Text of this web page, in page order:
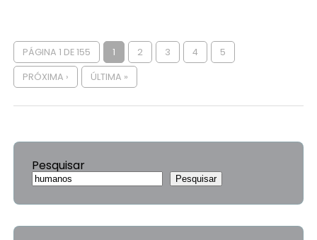
PÁGINA 1 DE 155 1 2 3 4 5
PRÓXIMA › ÚLTIMA »
Pesquisar
Pesquisar